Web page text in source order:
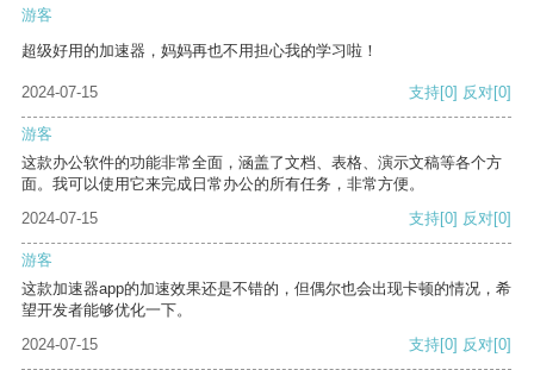
游客
超级好用的加速器，妈妈再也不用担心我的学习啦！
2024-07-15 支持[0] 反对[0]
游客
这款办公软件的功能非常全面，涵盖了文档、表格、演示文稿等各个方
面。我可以使用它来完成日常办公的所有任务，非常方便。
2024-07-15
支持[0] 反对[0]
游客
这款加速器app的加速效果还是不错的，但偶尔也会出现卡顿的情况，希
望开发者能够优化一下。
2024-07-15
支持[0] 反对[0]